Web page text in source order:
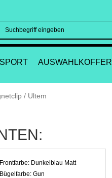
SPORT AUSWAHLKOFFER
Frontfarbe: Dunkelblau Matt
Bügelfarbe: Gun